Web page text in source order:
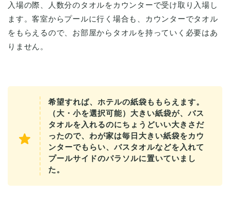
入場の際、人数分のタオルをカウンターで受け取り入場し
ます。客室からプールに行く場合も、カウンターでタオル
をもらえるので、お部屋からタオルを持っていく必要はあ
りません。
希望すれば、ホテルの紙袋ももらえます。
（大・小を選択可能）大きい紙袋が、バス
タオルを入れるのにちょうどいい大きさだ
ったので、わが家は毎日大きい紙袋をカウ
ンターでもらい、バスタオルなどを入れて
プールサイドのパラソルに置いていまし
た。